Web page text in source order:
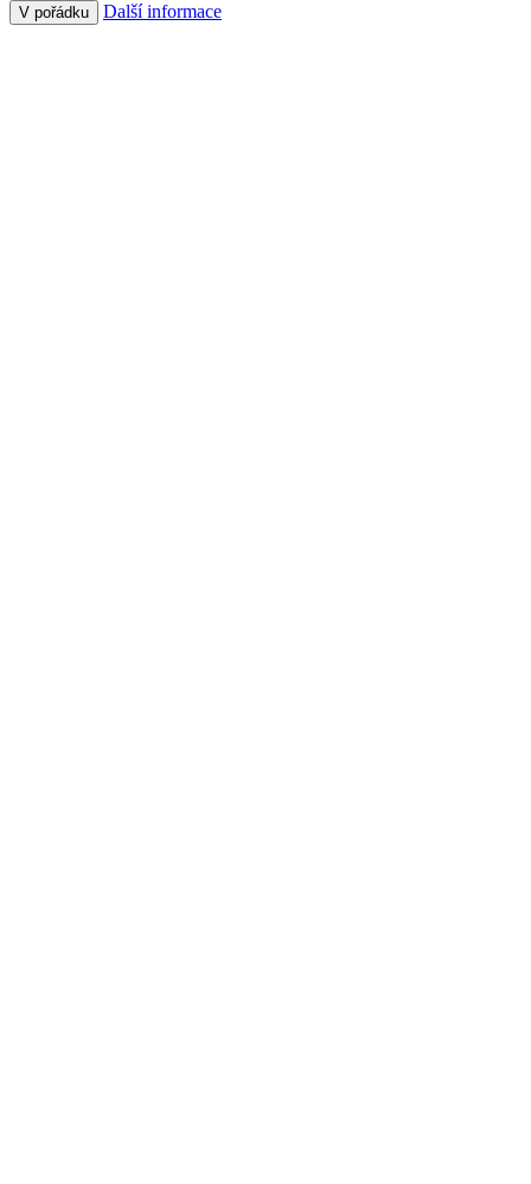
V pořádku Další informace